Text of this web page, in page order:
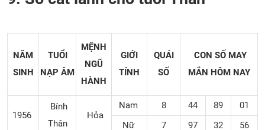
NĂM
SINH
TUỔI
NẠP ÂM
MỆNH
NGŨ
HÀNH
GIỚI
TÍNH
QUÁI
SỐ
CON SỐ MAY
MẮN HÔM NAY
1956
Bính
Thân
Hỏa
Nam 8 44 89
01
Nữ
7 97 32 56